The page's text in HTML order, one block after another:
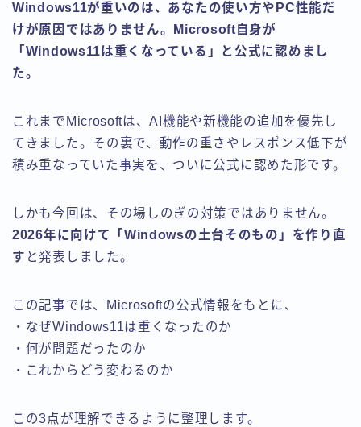
Windows11が重いのは、あなたの使い方やPC性能だ
けが原因ではありません。Microsoft自身が
「Windows11は重くなっている」と公式に認めまし
た。
これまでMicrosoftは、AI機能や新機能の追加を優先し
てきました。その裏で、動作の重さやレスポンス低下が
積み重なっていた事実を、ついに公式に認めた形です。
しかも今回は、その場しのぎの対策ではありません。
2026年に向けて「Windowsの土台そのもの」を作り直
す と発表しました。
この記事では、Microsoftの公式情報をもとに、
・なぜWindows11は重くなったのか
・何が問題だったのか
・これからどう変わるのか
この3点が理解できるように整理します。